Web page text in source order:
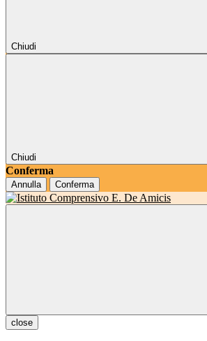
Chiudi
Chiudi
Conferma
Annulla Conferma
close